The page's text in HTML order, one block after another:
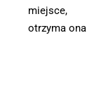
miejsce,
otrzyma ona